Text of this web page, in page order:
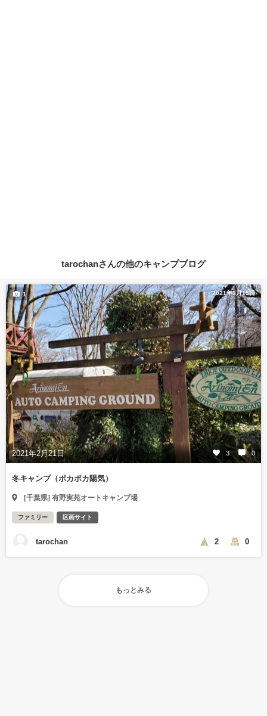
tarochanさんの他のキャンプブログ
2021年3月15日
2021年2月21日 3 0
1
冬キャンプ（ポカポカ陽気）
[千葉県] 有野実苑オートキャンプ場
ファミリー 区画サイト
tarochan 2 0
もっとみる